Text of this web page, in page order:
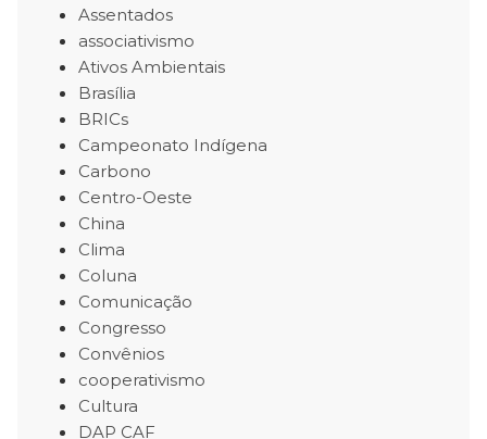
Assentados
associativismo
Ativos Ambientais
Brasília
BRICs
Campeonato Indígena
Carbono
Centro-Oeste
China
Clima
Coluna
Comunicação
Congresso
Convênios
cooperativismo
Cultura
DAP CAF